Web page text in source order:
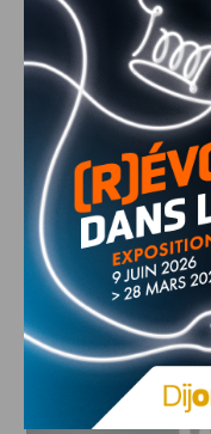
Crédit vidéo : wadifilms
Informations
Le projet est à
notre lien). Vous
lien).